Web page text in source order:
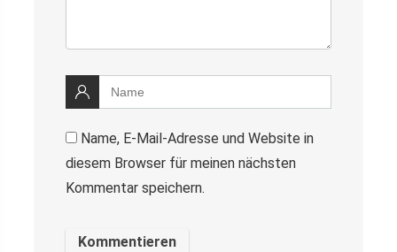
Name, E-Mail-Adresse und Website in
diesem Browser für meinen nächsten
Kommentar speichern.